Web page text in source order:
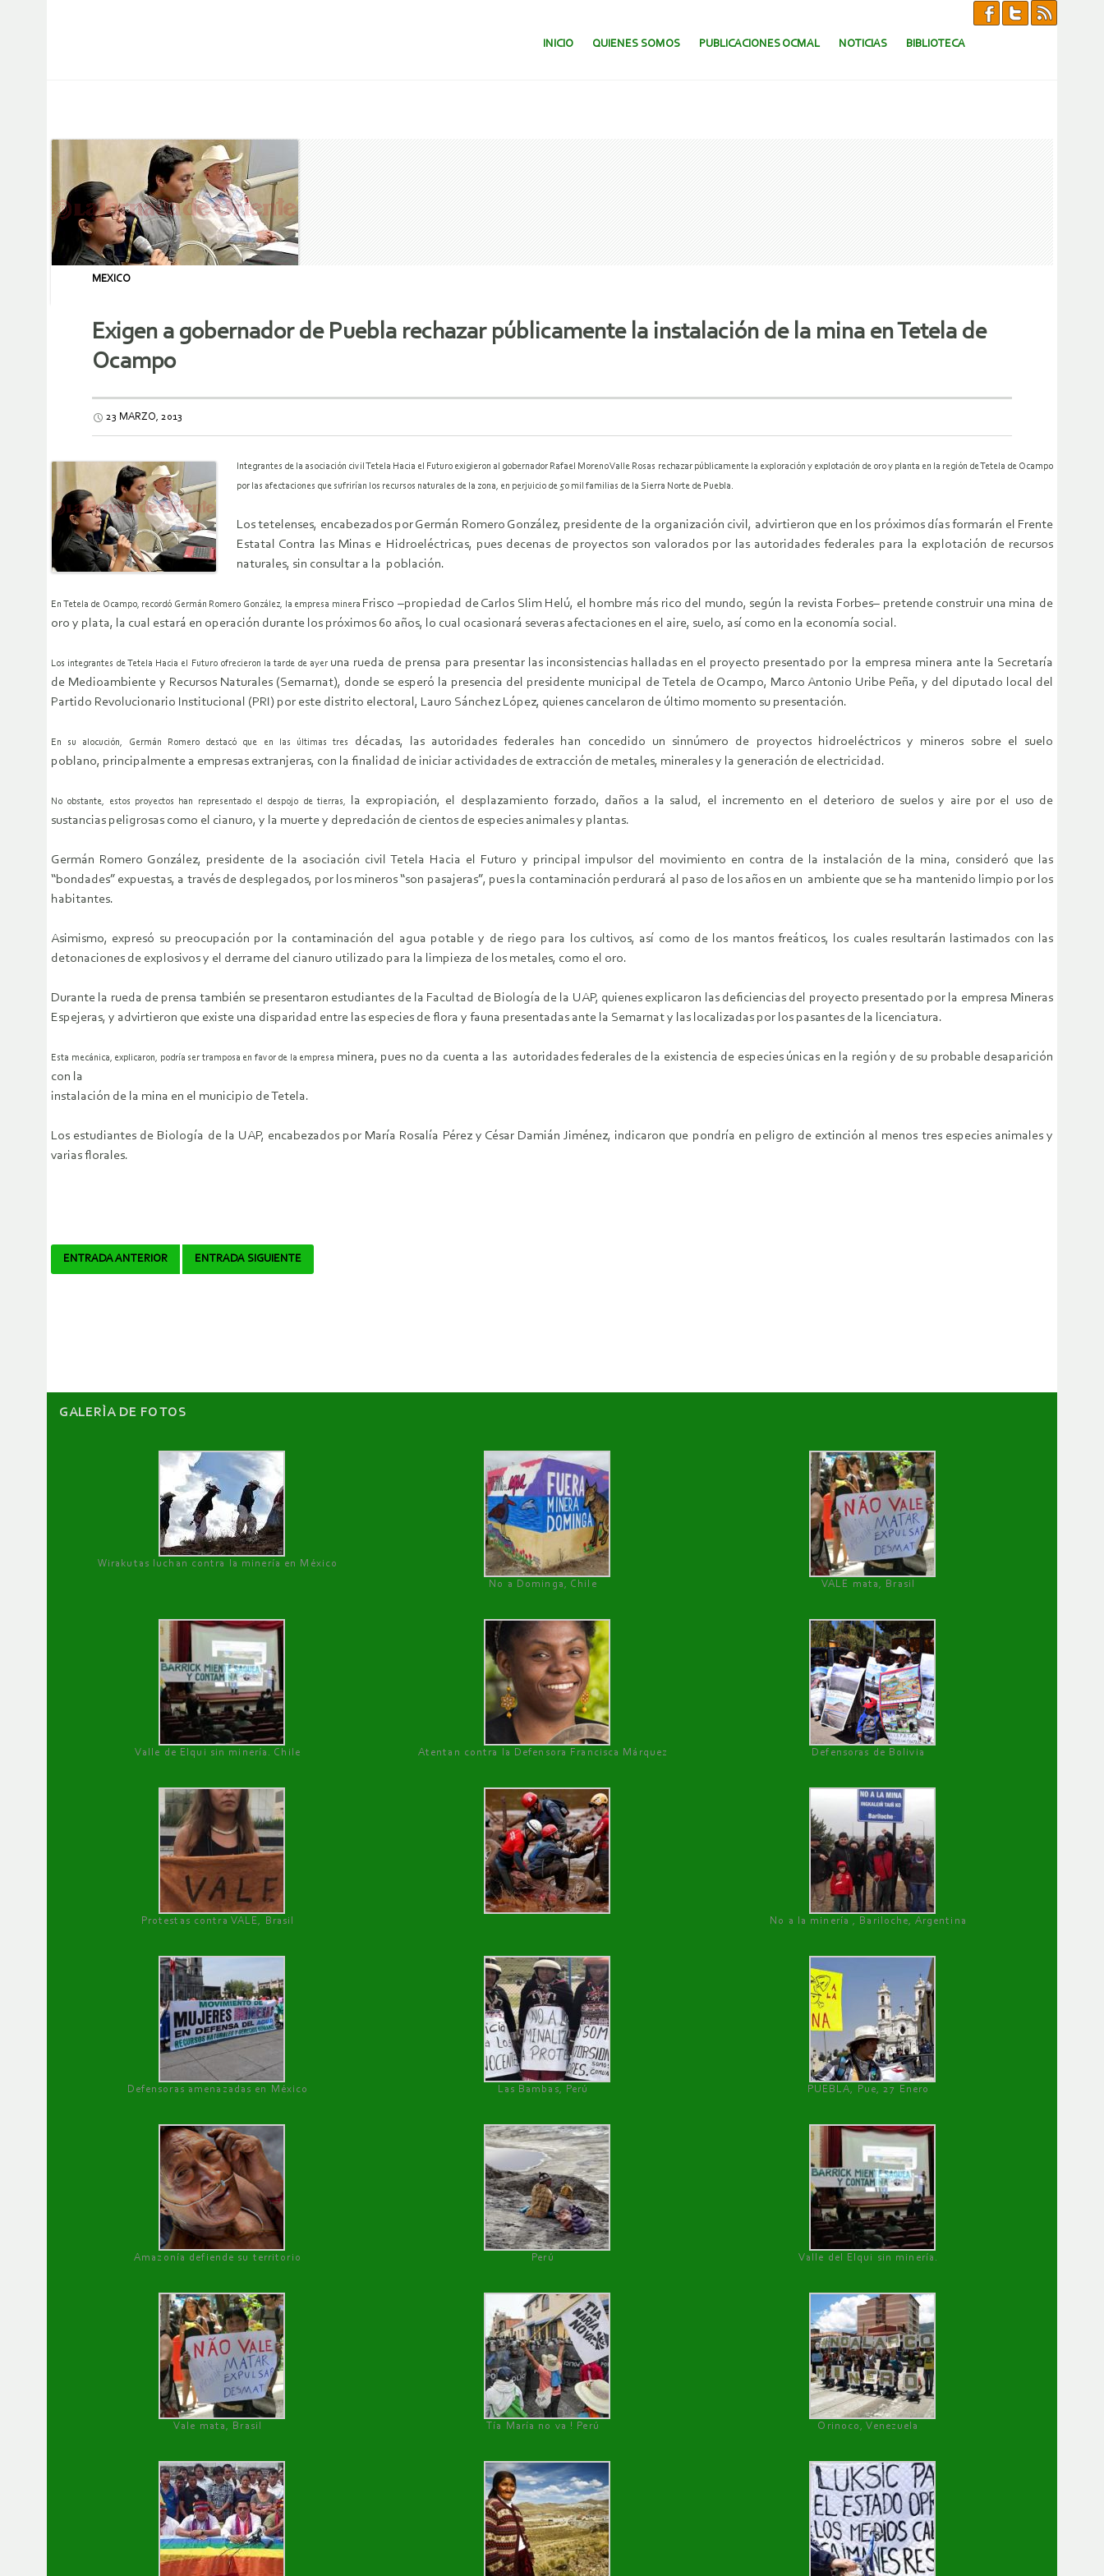
SALTAR AL CONTENIDO.
INICIO QUIENES SOMOS PUBLICACIONES OCMAL NOTICIAS BIBLIOTECA
MEXICO
Exigen a gobernador de Puebla rechazar públicamente la instalación de la mina en Tetela de
Ocampo
23 MARZO, 2013
Integrantes de la asociación civil Tetela Hacia el Futuro exigieron al gobernador Rafael Moreno Valle Rosas rechazar públicamente la exploración y explotación de oro y planta en la región de Tetela de Ocampo
por las afectaciones que sufrirían los recursos naturales de la zona, en perjuicio de 50 mil familias de la Sierra Norte de Puebla.
Los tetelenses, encabezados por Germán Romero González, presidente de la organización civil, advirtieron que en los próximos días formarán el Frente
Estatal Contra las Minas e Hidroeléctricas, pues decenas de proyectos son valorados por las autoridades federales para la explotación de recursos
naturales, sin consultar a la población.
En Tetela de Ocampo, recordó Germán Romero González, la empresa minera Frisco –propiedad de Carlos Slim Helú, el hombre más rico del mundo, según la revista Forbes– pretende construir una mina de
oro y plata, la cual estará en operación durante los próximos 60 años, lo cual ocasionará severas afectaciones en el aire, suelo, así como en la economía social.
Los integrantes de Tetela Hacia el Futuro ofrecieron la tarde de ayer una rueda de prensa para presentar las inconsistencias halladas en el proyecto presentado por la empresa minera ante la Secretaría
de Medioambiente y Recursos Naturales (Semarnat), donde se esperó la presencia del presidente municipal de Tetela de Ocampo, Marco Antonio Uribe Peña, y del diputado local del
Partido Revolucionario Institucional (PRI) por este distrito electoral, Lauro Sánchez López, quienes cancelaron de último momento su presentación.
En su alocución, Germán Romero destacó que en las últimas tres
décadas, las autoridades federales han concedido un sinnúmero de proyectos hidroeléctricos y mineros sobre el suelo
poblano, principalmente a empresas extranjeras, con la finalidad de iniciar actividades de extracción de metales, minerales y la generación de electricidad.
No obstante, estos proyectos han representado el despojo de tierras,
la expropiación, el desplazamiento forzado, daños a la salud, el incremento en el deterioro de suelos y aire por el uso de
sustancias peligrosas como el cianuro, y la muerte y depredación de cientos de especies animales y plantas.
Germán Romero González, presidente de la asociación civil Tetela Hacia el Futuro y principal impulsor del movimiento en contra de la instalación de la mina, consideró que las
“bondades” expuestas, a través de desplegados, por los mineros “son pasajeras”, pues la contaminación perdurará al paso de los años en un ambiente que se ha mantenido limpio por los
habitantes.
Asimismo, expresó su preocupación por la contaminación del agua potable y de riego para los cultivos, así como de los mantos freáticos, los cuales resultarán lastimados con las
detonaciones de explosivos y el derrame del cianuro utilizado para la limpieza de los metales, como el oro.
Durante la rueda de prensa también se presentaron estudiantes de la Facultad de Biología de la UAP, quienes explicaron las deficiencias del proyecto presentado por la empresa Mineras
Espejeras, y advirtieron que existe una disparidad entre las especies de flora y fauna presentadas ante la Semarnat y las localizadas por los pasantes de la licenciatura.
Esta mecánica, explicaron, podría ser tramposa en favor de la empresa minera, pues no da cuenta a las autoridades federales de la existencia de especies únicas en la región y de su probable desaparición
con la
instalación de la mina en el municipio de Tetela.
Los estudiantes de Biología de la UAP, encabezados por María Rosalía Pérez y César Damián Jiménez, indicaron que pondría en peligro de extinción al menos tres especies animales y
varias florales.
Navegador
ENTRADA ANTERIOR ENTRADA SIGUIENTE
GALERÌA DE FOTOS
Wirakutas luchan contra la minería en México
No a Dominga, Chile
VALE mata, Brasil
Valle de Elqui sin minería. Chile Atentan contra la Defensora Francisca Márquez Defensoras de Bolivia
Protestas contra VALE, Brasil No a la minería , Bariloche, Argentina
Defensoras amenazadas en México Las Bambas, Perú PUEBLA, Pue, 27 Enero
Amazonía defiende su territorio Perú Valle del Elqui sin minería.
Vale mata, Brasil Tía María no va ! Perú Orinoco, Venezuela